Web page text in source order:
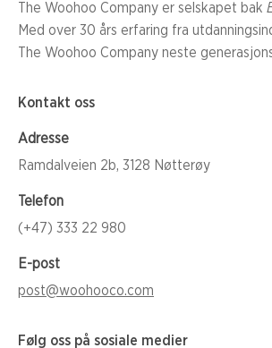
The Woohoo Company er selskapet bak
Med over 30 års erfaring fra
The Woohoo Company neste
Kontakt oss
Adresse
Ramdalveien 2b, 3128 Nøtterøy
Telefon
(+47) 333 22 980
E-post
post@woohooco.com
Følg oss på sosiale medier